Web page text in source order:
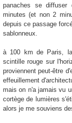
panaches se diffuser
minutes (et non 2
depuis ce passage
sablonneux.
à 100 km de Paris,
scintille rouge sur
proviennent peut-être
effeuillement
mais on n'a jamais vu
cortège de lumières
alors je me souviens